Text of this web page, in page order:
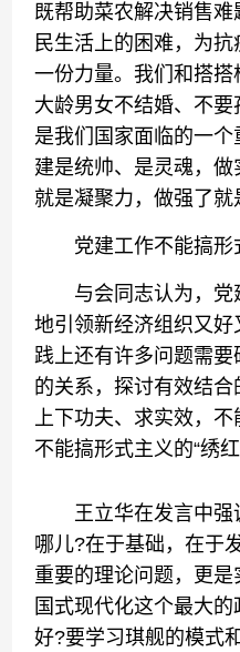
既帮助菜农解决销售
民生活上的困难，为
一份力量。我们和搭
大龄男女不结婚、不
是我们国家面临的一
建是统帅、是灵魂，
就是凝聚力，做强了就
党建工作不能搞形
与会同志认为，党
地引领新经济组织又
践上还有许多问题需
的关系，探讨有效结
上下功夫、求实效，
不能搞形式主义的“绣红
王立华在发言中强
哪儿?在于基础，在于
重要的理论问题，更
国式现代化这个最大
好?要学习琪舰的模式